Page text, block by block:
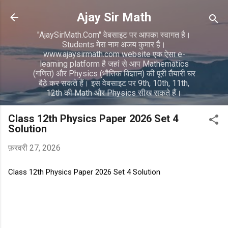
सीधे मुख्य सामग्री पर जाएं
Ajay Sir Math
"AjaySirMath.Com" वेबसाइट पर आपका स्वागत है।
Students मेरा नाम अजय कुमार है।
www.ajaysirmath.com website एक ऐसा e-
learning platform है जहां से आप Mathematics
(गणित) और Physics (भौतिक विज्ञान) की पूरी तैयारी घर
बैठे कर सकते हैं। इस वेबसाइट पर 9th, 10th, 11th,
12th की Math और Physics सीख सकते हैं।
Class 12th Physics Paper 2026 Set 4
Solution
फ़रवरी 27, 2026
Class 12th Physics Paper 2026 Set 4 Solution